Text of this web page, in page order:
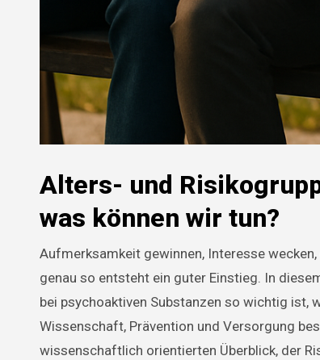
Alters- und
was können wir tun?
Aufmerksamkeit gewinnen, Interesse
genau so entsteht ein guter Einstieg. In
bei psychoaktiven Substanzen so wichtig ist,
Wissenschaft, Prävention und Versorgung
wissenschaftlich orientierten Überblick, der